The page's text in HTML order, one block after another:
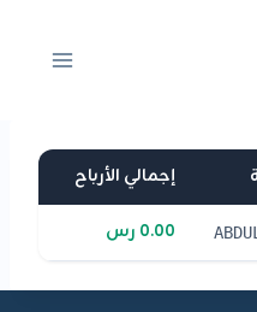
إجمالي الأرباح
0.00 رس